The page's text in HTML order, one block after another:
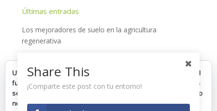
Últimas entradas
Los mejoradores de suelo en la agricultura
regenerativa
Cultivo del arándano en Huelva
La agricultura regenerativa: fundamentos, situación y
Share This
¡Comparte este post con tu entorno!
Utilizamos cookies propias y de terceros para garantizar el
funcionamiento de la web, medir su uso y mejorar nuestros
servicios. Puede aceptar todas las cookies, rechazar las no
necesarias o configurar sus preferencias.Política de